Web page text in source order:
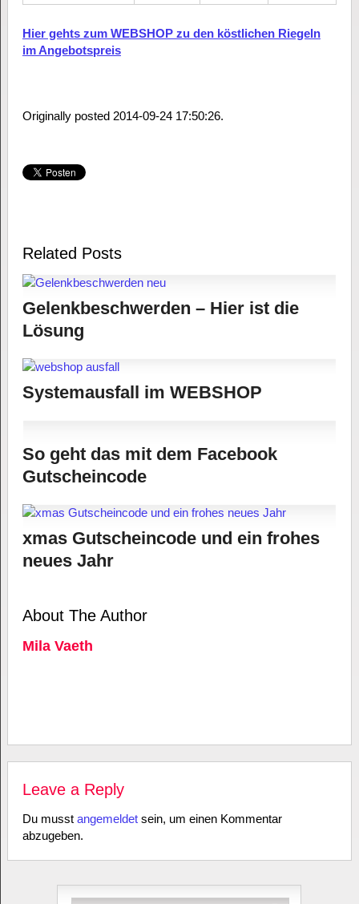
Hier gehts zum WEBSHOP zu den köstlichen Riegeln
im Angebotspreis
Originally posted 2014-09-24 17:50:26.
Related Posts
Gelenkbeschwerden – Hier ist die
Lösung
Systemausfall im WEBSHOP
So geht das mit dem Facebook
Gutscheincode
xmas Gutscheincode und ein frohes
neues Jahr
About The Author
Mila Vaeth
Leave a Reply
Du musst angemeldetsein, um einen Kommentar
abzugeben.